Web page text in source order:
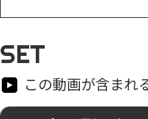
SET
この動画が含まれ